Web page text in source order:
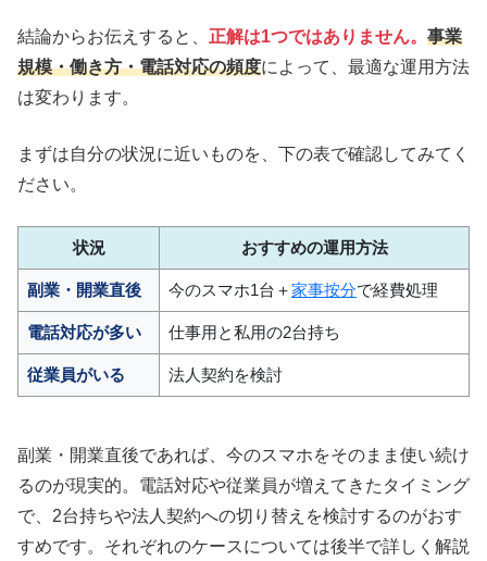
結論からお伝えすると、 正解は1つではありません。 事業
規模・働き方・電話対応の頻度によって、最適な運用方法
は変わります。
まずは自分の状況に近いものを、下の表で確認してみてく
ださい。
状況 おすすめの運用方法
副業・開業直後 今のスマホ1台＋家事按分で経費処理
電話対応が多い 仕事用と私用の2台持ち
従業員がいる 法人契約を検討
副業・開業直後であれば、今のスマホをそのまま使い続け
るのが現実的。電話対応や従業員が増えてきたタイミング
で、2台持ちや法人契約への切り替えを検討するのがおす
すめです。それぞれのケースについては後半で詳しく解説